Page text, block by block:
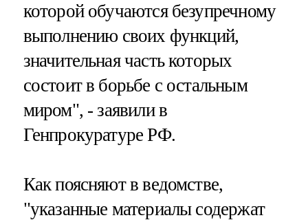
которой обучаются безупречному
выполнению своих функций,
значительная часть которых
состоит в борьбе с остальным
миром", - заявили в
Генпрокуратуре РФ.
Как поясняют в ведомстве,
"указанные материалы содержат